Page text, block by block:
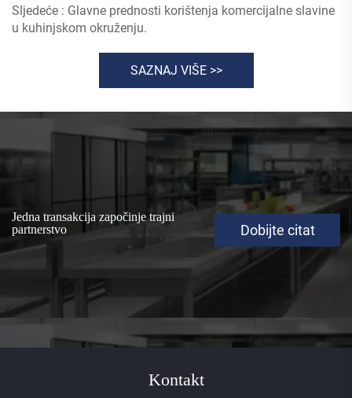
Sljedeće : Glavne prednosti korištenja komercijalne slavine
u kuhinjskom okruženju.
SAZNAJ VIŠE >>
Jedna transakcija započinje trajni
partnerstvo
Dobijte citat
Kontakt